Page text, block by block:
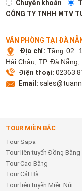
Chuyển khoản
CÔNG TY TNHH MTV
VĂN PHÒNG TẠI ĐÀ
Địa chỉ:Tầng 02.
Hải Châu, TP. Đà Nẵng;
Điện thoại: 02363
Email:
TOUR MIỀN BẮC
Tour Sapa
Tour liên tuyến Đồng Bằng
Tour Cao Bằng
Tour Cát Bà
Tour liên tuyến Miền Núi